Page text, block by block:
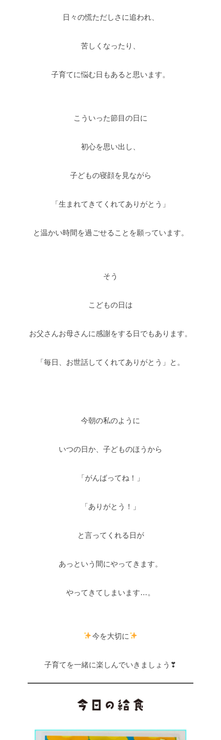
日々の慌ただしさに追われ、
苦しくなったり、
子育てに悩む日もあると思います。
こういった節目の日に
初心を思い出し、
子どもの寝顔を見ながら
「生まれてきてくれてありがとう」
と温かい時間を過ごせることを願っています。
そう
こどもの日は
お父さんお母さんに感謝をする日でもあります。
「毎日、お世話してくれてありがとう」と。
今朝の私のように
いつの日か、子どものほうから
「がんばってね！」
「ありがとう！」
と言ってくれる日が
あっという間にやってきます。
やってきてしまいます…。
今を大切に
子育てを一緒に楽しんでいきましょう❣